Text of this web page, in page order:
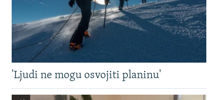
'Ljudi ne mogu osvojiti planinu'